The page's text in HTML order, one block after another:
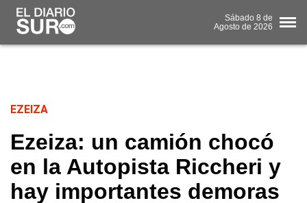
Sábado 8 de
Agosto de 2026
EZEIZA
Ezeiza: un camión chocó
en la Autopista Riccheri y
hay importantes demoras